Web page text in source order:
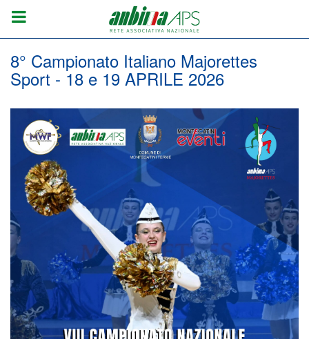
8° Campionato Italiano Majorettes
Sport - 18 e 19 APRILE 2026